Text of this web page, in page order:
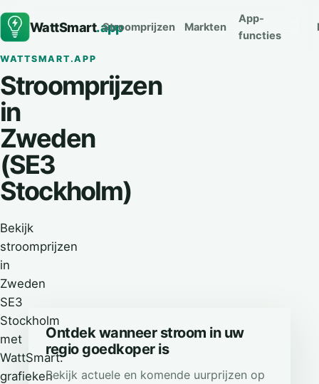
WattSmart.app
Stroomprijzen Markten
App-
functies
WATTSMART.APP
Stroomprijzen
in
Zweden
(SE3
Stockholm)
Bekijk
stroomprijzen
in
Zweden
SE3
Stockholm
met
WattSmart:
grafieken
Ontdek wanneer stroom in uw
regio goedkoper is
Bekijk actuele en komende uurprijzen op